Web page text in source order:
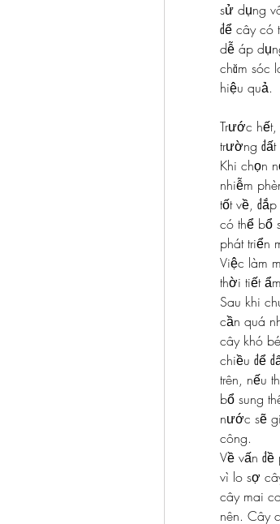
sử dụng
để cây có
dễ áp
chăm sóc
hiệu quả.
Trước
trường
Khi chọn
nhiễm
tốt về,
có thể bổ
phát triển
Việc làm
thời tiết
Sau khi
cần quá
cây khó
chiều để
trên, nếu
bổ sung
nước sẽ
công.
Về vấn
vì lo sợ
cây mai
nên. Cây